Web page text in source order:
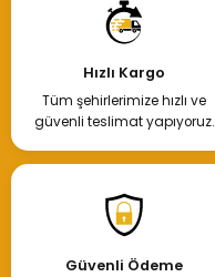
Hızlı Kargo
Tüm şehirlerimize hızlı ve
güvenli teslimat yapıyoruz.
Güvenli Ödeme